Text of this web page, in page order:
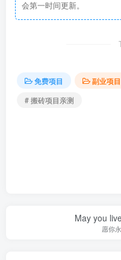
会第一时间更新。
免费项目
副业项目
# 搬砖项目亲测
May you
愿你